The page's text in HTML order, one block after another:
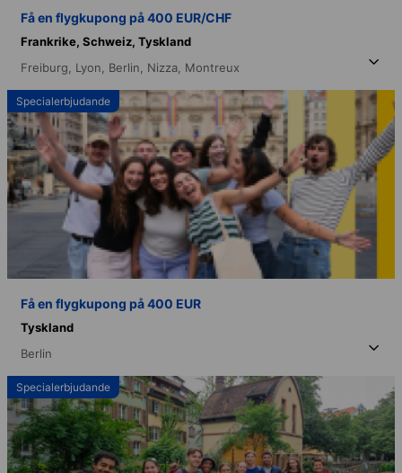
Få en flygkupong på 400 EUR/CHF
Frankrike, Schweiz, Tyskland
Freiburg, Lyon, Berlin, Nizza, Montreux
Specialerbjudande
Få en flygkupong på 400 EUR
Tyskland
Berlin
Specialerbjudande